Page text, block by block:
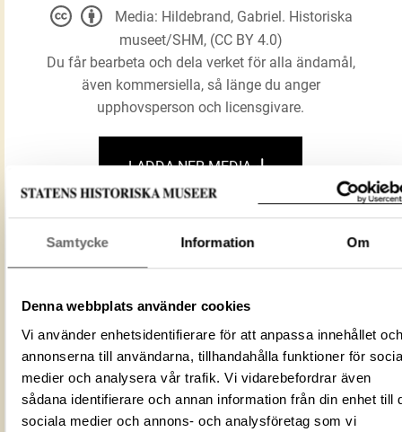
Samtycke Information Om
Denna webbplats använder cookies
Vi använder enhetsidentifierare för att anpassa innehållet och
annonserna till användarna, tillhandahålla funktioner för
medier och analysera vår trafik. Vi vidarebefordrar även
sådana identifierare och annan information från din enhet till
sociala medier och annons- och analysföretag som vi
Kalk (kärl)
Patén
Relikvarium
Föremålsnummer
41347_HST
41348_HST
41350_HST
Media: Hildebrand, Gabriel. Historiska
museet/SHM, (CC BY 4.0)
Du får bearbeta och dela verket för alla ändamål,
även kommersiella, så länge du anger
upphovsperson och licensgivare.
LADDA NER MEDIA